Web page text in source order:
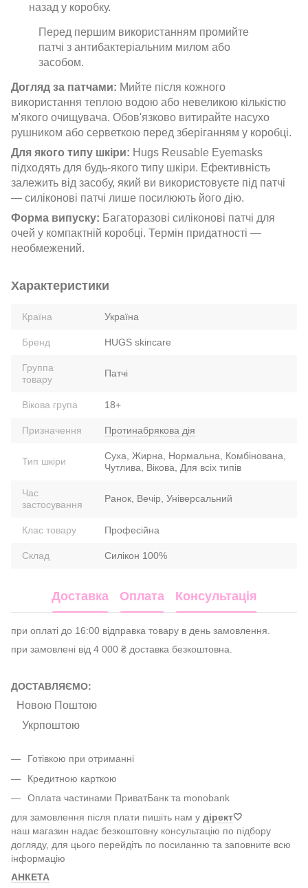
назад у коробку.
Перед першим використанням промийте
патчі з антибактеріальним милом або
засобом.
Догляд за патчами: Мийте після кожного
використання теплою водою або невеликою кількістю
м'якого очищувача. Обов'язково витирайте насухо
рушником або серветкою перед зберіганням у коробці.
Для якого типу шкіри: Hugs Reusable Eyemasks
підходять для будь-якого типу шкіри. Ефективність
залежить від засобу, який ви використовуєте під патчі
— силіконові патчі лише посилюють його дію.
Форма випуску: Багаторазові силіконові патчі для
очей у компактній коробці. Термін придатності —
необмежений.
Характеристики
Країна Україна
Бренд HUGS skincare
Группа
товару
Патчі
Вікова група 18+
Призначення Протинабрякова дія
Тип шкіри
Суха, Жирна, Нормальна, Комбінована,
Чутлива, Вікова, Для всіх типів
Час
застосування
Ранок, Вечір, Універсальний
Клас товару Професійна
Склад Силікон 100%
Доставка Оплата Консультація
при оплаті до 16:00 відправка товару в день замовлення.
при замовлені від 4 000 ₴ доставка безкоштовна.
ДОСТАВЛЯЄМО:
Новою Поштою
Укрпоштою
Готівкою при отриманні
Кредитною карткою
Оплата частинами ПриватБанк та monobank
для замовлення після плати пишіть нам у дірект🤍
наш магазин надає безкоштовну консультацію по підбору
догляду, для цього перейдіть по посиланню та заповните всю
інформацію
АНКЕТА